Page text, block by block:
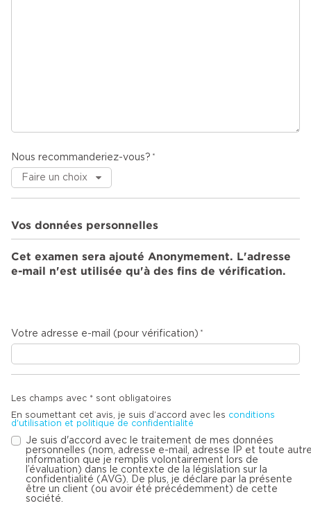
Nous recommanderiez-vous?
Vos données personnelles
Cet examen sera ajouté Anonymement. L'adresse
e-mail n'est utilisée qu'à des fins de vérification.
Votre adresse e-mail (pour vérification)
Les champs avec * sont obligatoires
En soumettant cet avis, je suis d’accord avec les conditions
d'utilisation et politique de confidentialité
Je suis d'accord avec le traitement de mes données
personnelles (nom, adresse e-mail, adresse IP et toute
information que je remplis volontairement lors de
l’évaluation) dans le contexte de la législation sur la
confidentialité (AVG). De plus, je déclare par la présente
être un client (ou avoir été précédemment) de cette
société.